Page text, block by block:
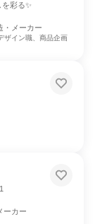
彩る✨
・メーカー
ザイン職、商品企画
ーカー